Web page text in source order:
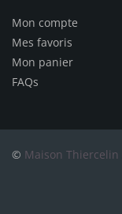
Mon compte
Mes favoris
Mon panier
FAQs
© Maison Thiercelin